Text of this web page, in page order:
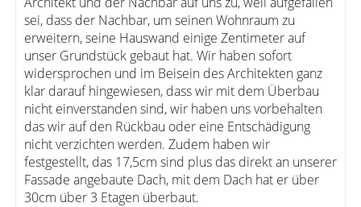
sei, dass der Nachbar, um seinen Wohnraum zu
erweitern, seine Hauswand einige Zentimeter auf
unser Grundstück gebaut hat. Wir haben sofort
widersprochen und im Beisein des Architekten ganz
klar darauf hingewiesen, dass wir mit dem Überbau
nicht einverstanden sind, wir haben uns vorbehalten
das wir auf den Rückbau oder eine Entschädigung
nicht verzichten werden. Zudem haben wir
festgestellt, das 17,5cm sind plus das direkt an unserer
Fassade angebaute Dach, mit dem Dach hat er über
30cm über 3 Etagen überbaut.